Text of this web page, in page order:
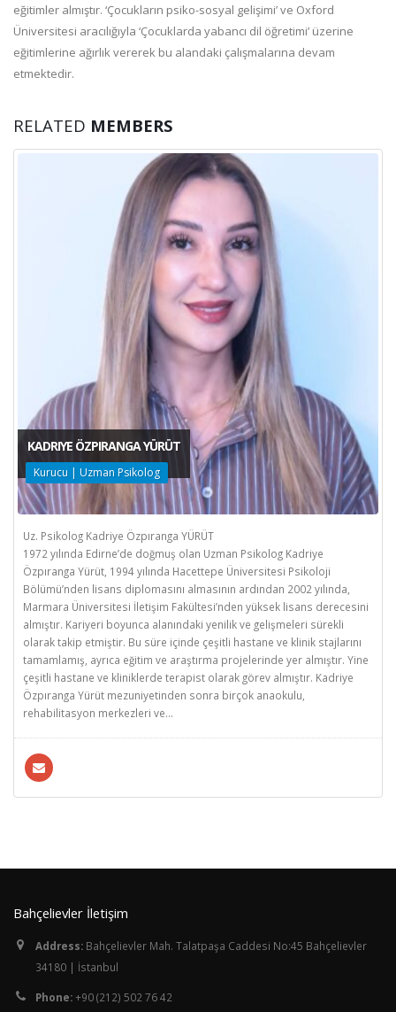
eğitimler almıştır. ‘Çocukların psiko-sosyal gelişimi’ ve Oxford
Üniversitesi aracılığıyla ‘Çocuklarda yabancı dil öğretimi’ üzerine
eğitimlerine ağırlık vererek bu alandaki çalışmalarına devam
etmektedir.
RELATED MEMBERS
KADRIYE ÖZPIRANGA YÜRÜT
Kurucu | Uzman Psikolog
Uz. Psikolog Kadriye Özpıranga YÜRÜT
1972 yılında Edirne’de doğmuş olan Uzman Psikolog Kadriye
Özpıranga Yürüt, 1994 yılında Hacettepe Üniversitesi Psikoloji
Bölümü’nden lisans diplomasını almasının ardından 2002 yılında,
Marmara Üniversitesi İletişim Fakültesi’nden yüksek lisans derecesini
almıştır. Kariyeri boyunca alanındaki yenilik ve gelişmeleri sürekli
olarak takip etmiştir. Bu süre içinde çeşitli hastane ve klinik stajlarını
tamamlamış, ayrıca eğitim ve araştırma projelerinde yer almıştır. Yine
çeşitli hastane ve kliniklerde terapist olarak görev almıştır. Kadriye
Özpıranga Yürüt mezuniyetinden sonra birçok anaokulu,
rehabilitasyon merkezleri ve...
Bahçelievler İletişim
Address: Bahçelievler Mah. Talatpaşa Caddesi No:45 Bahçelievler
34180 | İstanbul
Phone:+90 (212) 502 76 42